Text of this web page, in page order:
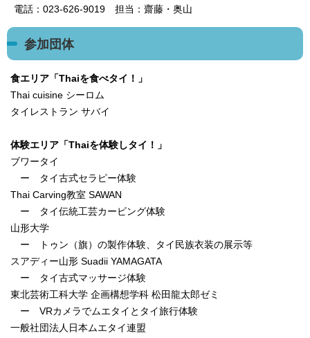
電話：023-626-9019 担当：齋藤・奥山
参加団体
食エリア 「Thaiを食べタイ！」
Thai cuisine シーロム
タイレストラン サバイ
体験エリア「Thaiを体験しタイ！」
ブワータイ
ー タイ古式セラピー体験
Thai Carving教室 SAWAN
ー タイ伝統工芸カービング体験
山形大学
ー トゥン（旗）の製作体験、タイ民族衣装の展示等
スアディー山形 Suadii YAMAGATA
ー タイ古式マッサージ体験
東北芸術工科大学 企画構想学科 松田龍太郎ゼミ
ー VRカメラでムエタイとタイ旅行体験
一般社団法人日本ムエタイ連盟